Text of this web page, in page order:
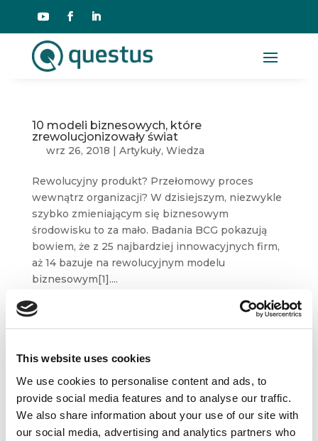
This website uses cookies
We use cookies to personalise content and ads, to
provide social media features and to analyse our traffic.
We also share information about your use of our site with
our social media, advertising and analytics partners who
10 modeli biznesowych, które
zrewolucjonizowały świat
wrz 26, 2018 | Artykuły, Wiedza
Rewolucyjny produkt? Przełomowy proces
wewnątrz organizacji? W dzisiejszym, niezwykle
szybko zmieniającym się biznesowym
środowisku to za mało. Badania BCG pokazują
bowiem, że z 25 najbardziej innowacyjnych firm,
aż 14 bazuje na rewolucyjnym modelu
biznesowym[1]....
Dane kontaktowe

questus
ul. Organizacji WiN 83/7